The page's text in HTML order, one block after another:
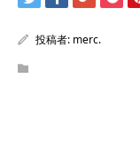
投稿者: merc.